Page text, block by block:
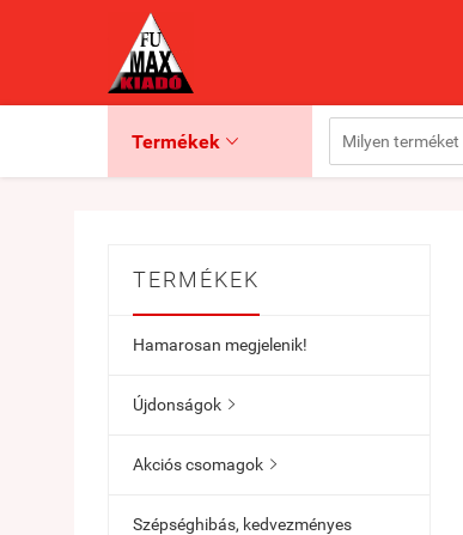
Termékek 
TERMÉKEK
Hamarosan megjelenik!
Újdonságok 
Akciós csomagok 
Szépséghibás, kedvezményes